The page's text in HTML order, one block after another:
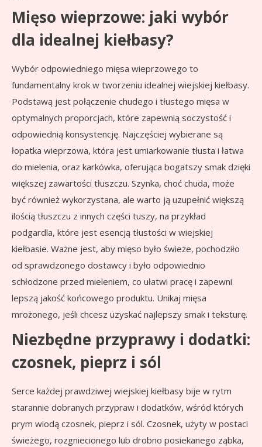
Mięso wieprzowe: jaki wybór
dla idealnej kiełbasy?
Wybór odpowiedniego mięsa wieprzowego to
fundamentalny krok w tworzeniu idealnej wiejskiej kiełbasy.
Podstawą jest połączenie chudego i tłustego mięsa w
optymalnych proporcjach, które zapewnią soczystość i
odpowiednią konsystencję. Najczęściej wybierane są
łopatka wieprzowa, która jest umiarkowanie tłusta i łatwa
do mielenia, oraz karkówka, oferująca bogatszy smak dzięki
większej zawartości tłuszczu. Szynka, choć chuda, może
być również wykorzystana, ale warto ją uzupełnić większą
ilością tłuszczu z innych części tuszy, na przykład
podgardla, które jest esencją tłustości w wiejskiej
kiełbasie. Ważne jest, aby mięso było świeże, pochodziło
od sprawdzonego dostawcy i było odpowiednio
schłodzone przed mieleniem, co ułatwi pracę i zapewni
lepszą jakość końcowego produktu. Unikaj mięsa
mrożonego, jeśli chcesz uzyskać najlepszy smak i teksturę.
Niezbędne przyprawy i dodatki:
czosnek, pieprz i sól
Serce każdej prawdziwej wiejskiej kiełbasy bije w rytm
starannie dobranych przypraw i dodatków, wśród których
prym wiodą czosnek, pieprz i sól. Czosnek, użyty w postaci
świeżego, rozgniecionego lub drobno posiekanego ząbka,